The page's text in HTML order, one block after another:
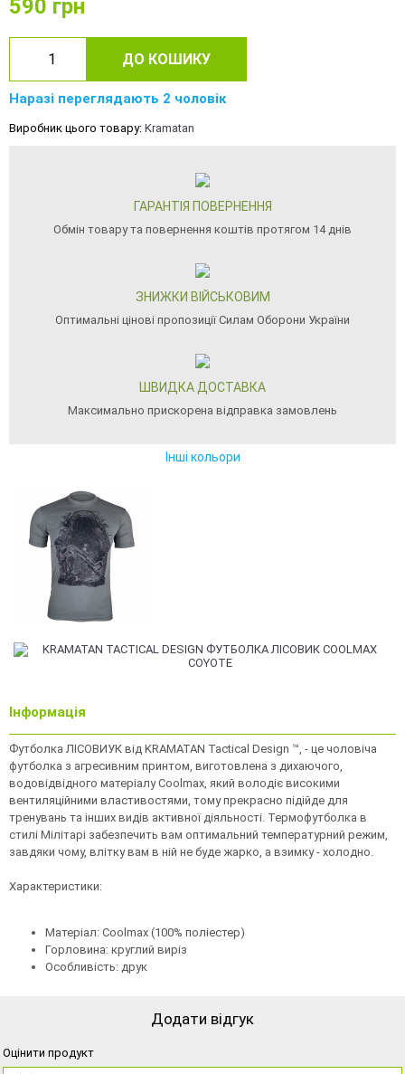
590 грн
ДО КОШИКУ
Наразі переглядають 2 чоловік
Виробник цього товару: Kramatan
ГАРАНТІЯ ПОВЕРНЕННЯ
Обмін товару та повернення коштів протягом 14 днів
ЗНИЖКИ ВІЙСЬКОВИМ
Оптимальні цінові пропозиції Силам Оборони України
ШВИДКА ДОСТАВКА
Максимально прискорена відправка замовлень
Інші кольори
Інформація
Футболка ЛІСОВИУК від KRAMATAN Tactical Design ™, - це чоловіча
футболка з агресивним принтом, виготовлена з дихаючого,
водовідвідного матеріалу Coolmax, який володіє високими
вентиляційними властивостями, тому прекрасно підійде для
тренувань та інших видів активної діяльності. Термофутболка в
стилі Мілітарі забезпечить вам оптимальний температурний режим,
завдяки чому, влітку вам в ній не буде жарко, а взимку - холодно.
Характеристики:
Матеріал: Coolmax (100% поліестер)
Горловина: круглий виріз
Особливість: друк
Додати відгук
Оцінити продукт